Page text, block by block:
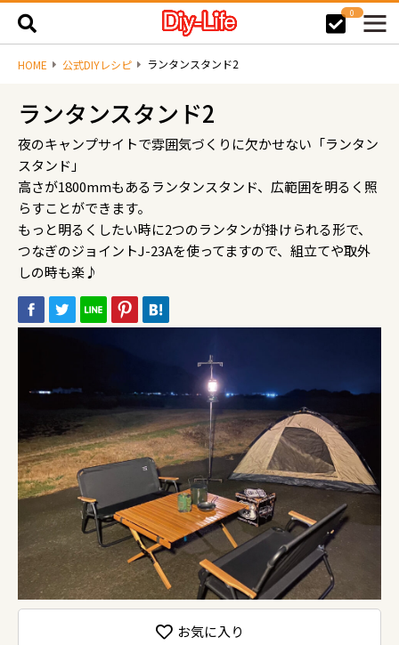
0
HOME 公式DIYレシピ ランタンスタンド2
ランタンスタンド2
夜のキャンプサイトで雰囲気づくりに欠かせない「ランタン
スタンド」
高さが1800mmもあるランタンスタンド、広範囲を明るく照
らすことができます。
もっと明るくしたい時に2つのランタンが掛けられる形で、
つなぎのジョイントJ-23Aを使ってますので、組立てや取外
しの時も楽♪
お気に入り